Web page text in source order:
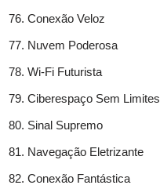
Conexão Veloz
Nuvem Poderosa
Wi-Fi Futurista
Ciberespaço Sem Limites
Sinal Supremo
Navegação Eletrizante
Conexão Fantástica